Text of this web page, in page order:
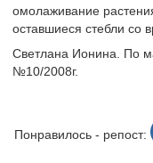
омолаживание
оставшиеся стебли со
Светлана Ионина. По
№10/2008г.
Понравилось - репост: